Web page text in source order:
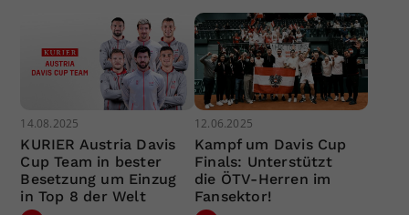
14.08.2025
KURIER Austria Davis
Cup Team in bester
Besetzung um Einzug
in Top 8 der Welt
12.06.2025
Kampf um Davis Cup
Finals: Unterstützt
die ÖTV-Herren im
Fansektor!